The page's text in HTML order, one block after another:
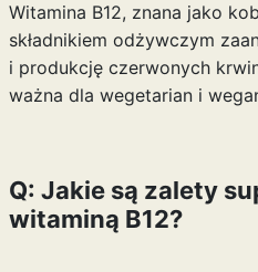
Witamina B12, znana jako
składnikiem odżywczym
i produkcję czerwonych
ważna dla wegetarian i
Q: Jakie są zalety
witaminą B12?